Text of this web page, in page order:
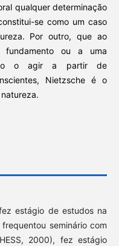
qualquer determinação
se como um caso
Por outro, que ao
ou a uma
o agir a partir de
Nietzsche é o
estágio de estudos na
seminário com
2000), fez estágio